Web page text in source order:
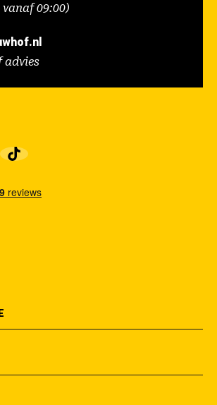
09:00)
advies